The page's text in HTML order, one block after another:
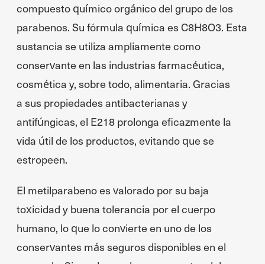
compuesto químico orgánico del grupo de los
parabenos. Su fórmula química es C8H8O3. Esta
sustancia se utiliza ampliamente como
conservante en las industrias farmacéutica,
cosmética y, sobre todo, alimentaria. Gracias
a sus propiedades antibacterianas y
antifúngicas, el E218 prolonga eficazmente la
vida útil de los productos, evitando que se
estropeen.
El metilparabeno es valorado por su baja
toxicidad y buena tolerancia por el cuerpo
humano, lo que lo convierte en uno de los
conservantes más seguros disponibles en el